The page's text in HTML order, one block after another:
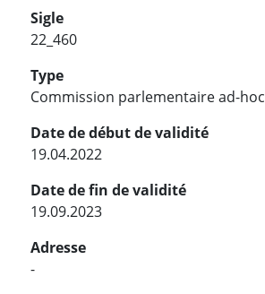
Sigle
22_460
Type
Commission parlementaire ad-hoc
Date de début de validité
19.04.2022
Date de fin de validité
19.09.2023
Adresse
-